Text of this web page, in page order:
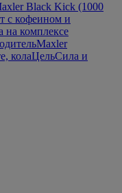
Black Kick (1000
с кофеином и
на комплексе
Maxler
колаЦельСила и